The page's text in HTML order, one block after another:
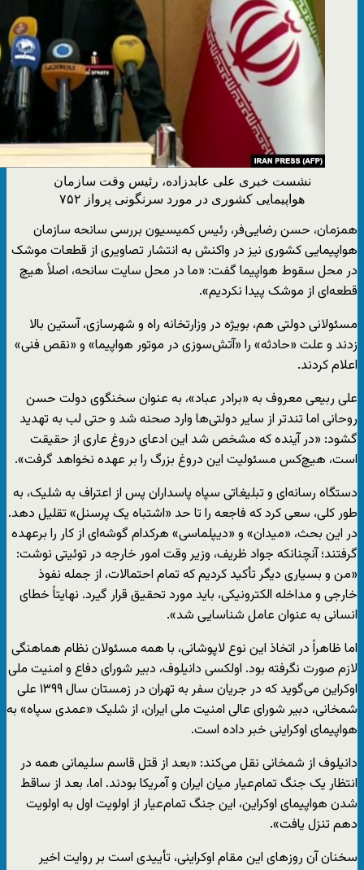
نشست خبری علی عابدزاده، رئیس وقت سازمان
هواپیمایی کشوری در مورد سرنگونی پرواز ۷۵۲
همزمان، حسن رضایی‌فر، رئیس کمیسیون بررسی سانحه سازمان
هواپیمایی کشوری نیز در واکنش به انتشار تصاویری از قطعات موشک
در محل سقوط هواپیما گفت: «ما در محل سایت سانحه، اصلاً هیچ
قطعه‌ای از موشک پیدا نکردیم».
مسئولانی دولتی هم، بویژه در وزارتخانه راه و شهرسازی، آستین بالا
زدند و علت «حادثه» را «آتش‌سوزی در موتور هواپیما» و «نقص فنی»
اعلام کردند.
علی ربیعی معروف به «برادر عباد»، به عنوان سخنگوی دولت حسن
روحانی اما تندتر از سایر دولتی‌ها وارد صحنه شد و حتی لب به تهدید
گشود: «در آینده که مشخص شد این ادعای دروغ عاری از حقیقت
است، هیچ‌کس مسئولیت این دروغ بزرگ را بر عهده نخواهد گرفت».
دستگاه رسانه‌ای و تبلیغاتی سپاه پاسداران پس از اعتراف به شلیک، به
طور کلی، سعی کرد که فاجعه را تا حد «اشتباه یک پرسنل» تقلیل دهد.
در این بحث، «میدان» و «دیپلماسی» هرکدام گوشه‌ای از کار را برعهده
گرفتند؛ آنچنانکه جواد ظریف، وزیر وقت امور خارجه در توئیتی نوشت:
«من و بسیاری دیگر تأکید کردیم که تمام احتمالات، از جمله نفوذ
خارجی و مداخله الکترونیکی، باید مورد تحقیق قرار گیرد. نهایتاً خطای
انسانی به عنوان عامل شناسایی شد».
اما ظاهراً در اتخاذ این نوع لاپوشانی، با همه مسئولان نظام هماهنگی
لازم صورت نگرفته بود. اولکسی دانیلوف، دبیر شورای دفاع و امنیت ملی
اوکراین می‌گوید که در جریان سفر به تهران در زمستان سال ۱۳۹۹ علی
شمخانی، دبیر شورای عالی امنیت ملی ایران، از شلیک «عمدی سپاه» به
هواپیمای اوکراینی خبر داده است.
دانیلوف از شمخانی نقل می‌کند: «بعد از قتل قاسم سلیمانی همه در
انتظار یک جنگ تمام‌عیار میان ایران و آمریکا بودند. اما، بعد از ساقط
شدن هواپیمای اوکراین، این جنگ تمام‌عیار از اولویت اول به اولویت
دهم تنزل یافت».
سخنان آن روزهای این مقام اوکراینی، تأییدی است بر روایت اخیر